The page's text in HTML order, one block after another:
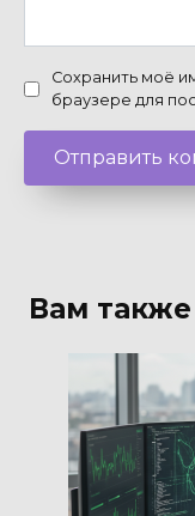
Сохранить моё
браузере для
Вам